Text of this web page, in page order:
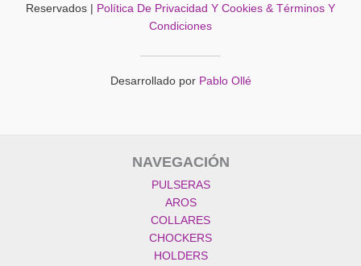
Reservados |
Política De Privacidad Y Cookies & Términos Y
Condiciones
Desarrollado por Pablo Ollé
NAVEGACIÓN
PULSERAS
AROS
COLLARES
CHOCKERS
HOLDERS